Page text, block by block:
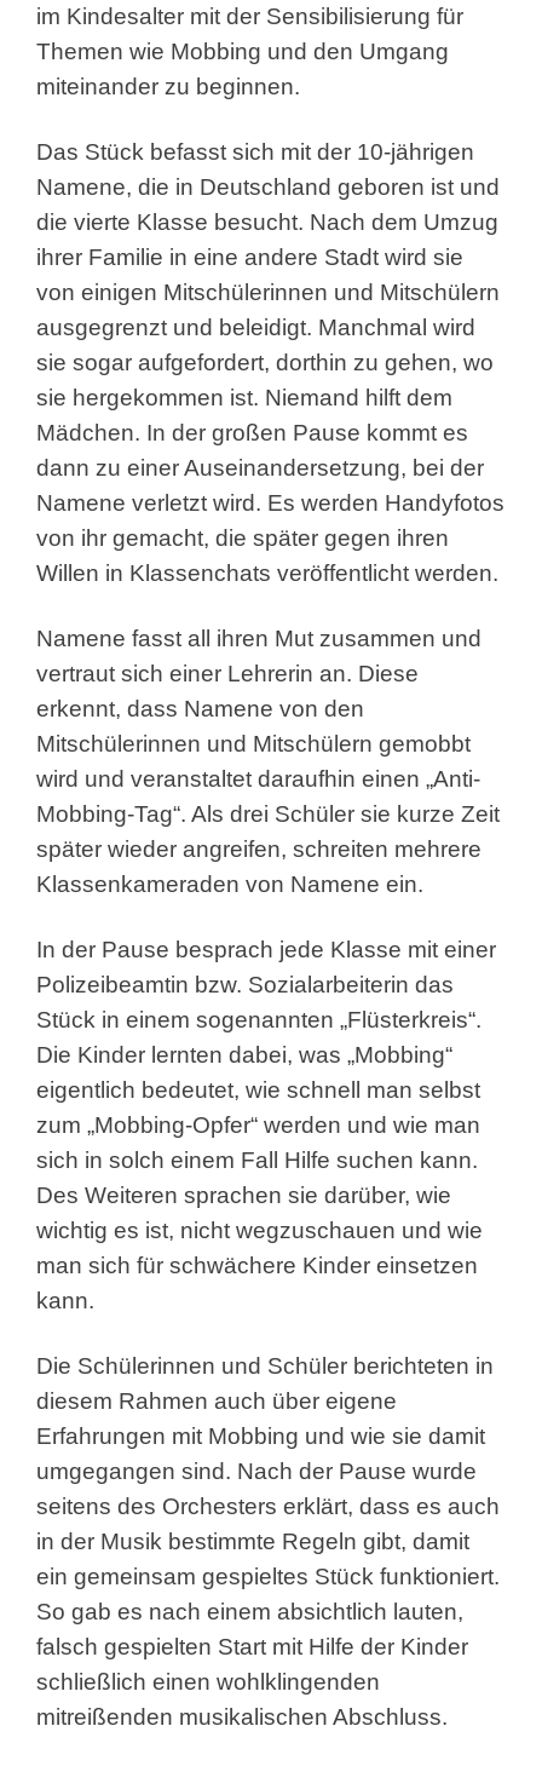
im Kindesalter mit der Sensibilisierung für
Themen wie Mobbing und den Umgang
miteinander zu beginnen.
Das Stück befasst sich mit der 10-jährigen
Namene, die in Deutschland geboren ist und
die vierte Klasse besucht. Nach dem Umzug
ihrer Familie in eine andere Stadt wird sie
von einigen Mitschülerinnen und Mitschülern
ausgegrenzt und beleidigt. Manchmal wird
sie sogar aufgefordert, dorthin zu gehen, wo
sie hergekommen ist. Niemand hilft dem
Mädchen. In der großen Pause kommt es
dann zu einer Auseinandersetzung, bei der
Namene verletzt wird. Es werden Handyfotos
von ihr gemacht, die später gegen ihren
Willen in Klassenchats veröffentlicht werden.
Namene fasst all ihren Mut zusammen und
vertraut sich einer Lehrerin an. Diese
erkennt, dass Namene von den
Mitschülerinnen und Mitschülern gemobbt
wird und veranstaltet daraufhin einen „Anti-
Mobbing-Tag“. Als drei Schüler sie kurze Zeit
später wieder angreifen, schreiten mehrere
Klassenkameraden von Namene ein.
In der Pause besprach jede Klasse mit einer
Polizeibeamtin bzw. Sozialarbeiterin das
Stück in einem sogenannten „Flüsterkreis“.
Die Kinder lernten dabei, was „Mobbing“
eigentlich bedeutet, wie schnell man selbst
zum „Mobbing-Opfer“ werden und wie man
sich in solch einem Fall Hilfe suchen kann.
Des Weiteren sprachen sie darüber, wie
wichtig es ist, nicht wegzuschauen und wie
man sich für schwächere Kinder einsetzen
kann.
Die Schülerinnen und Schüler berichteten in
diesem Rahmen auch über eigene
Erfahrungen mit Mobbing und wie sie damit
umgegangen sind. Nach der Pause wurde
seitens des Orchesters erklärt, dass es auch
in der Musik bestimmte Regeln gibt, damit
ein gemeinsam gespieltes Stück funktioniert.
So gab es nach einem absichtlich lauten,
falsch gespielten Start mit Hilfe der Kinder
schließlich einen wohlklingenden
mitreißenden musikalischen Abschluss.